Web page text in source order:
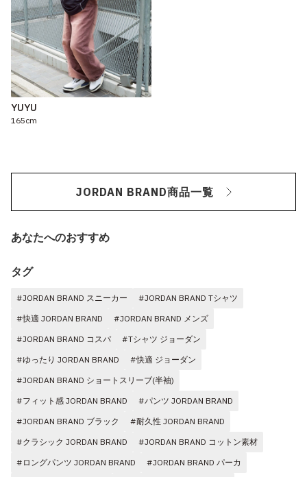
YUYU
165cm
JORDAN BRAND商品一覧
あなたへのおすすめ
タグ
#JORDAN BRAND スニーカー
#JORDAN BRAND Tシャツ
#快適 JORDAN BRAND
#JORDAN BRAND メンズ
#JORDAN BRAND コスパ
#Tシャツ ジョーダン
#ゆったり JORDAN BRAND
#快適 ジョーダン
#JORDAN BRAND ショートスリーブ(半袖)
#フィット感 JORDAN BRAND
#パンツ JORDAN BRAND
#JORDAN BRAND ブラック
#耐久性 JORDAN BRAND
#クラシック JORDAN BRAND
#JORDAN BRAND コットン素材
#ロングパンツ JORDAN BRAND
#JORDAN BRAND パーカ